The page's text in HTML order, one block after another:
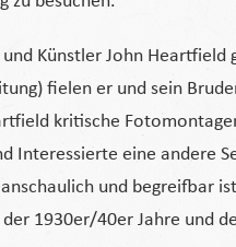
Künstler John
fielen er und sein
kritische
Interessierte eine andere
und begreifbar
1930er/40er Jahre und